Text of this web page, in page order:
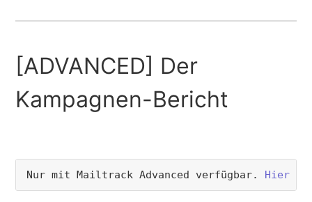
[ADVANCED] Der
Kampagnen-Bericht
Nur mit Mailtrack Advanced verfügbar. Hier